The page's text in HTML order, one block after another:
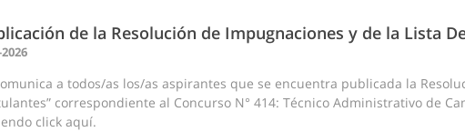
de la Resolución de Impugnaciones y de la Lista
a todos/as los/as aspirantes que se encuentra publicada la
correspondiente al Concurso N° 414: Técnico Administrativo de
click aquí.